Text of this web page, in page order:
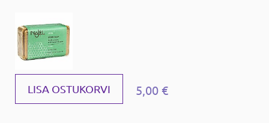
LISA OSTUKORVI 5,00 €